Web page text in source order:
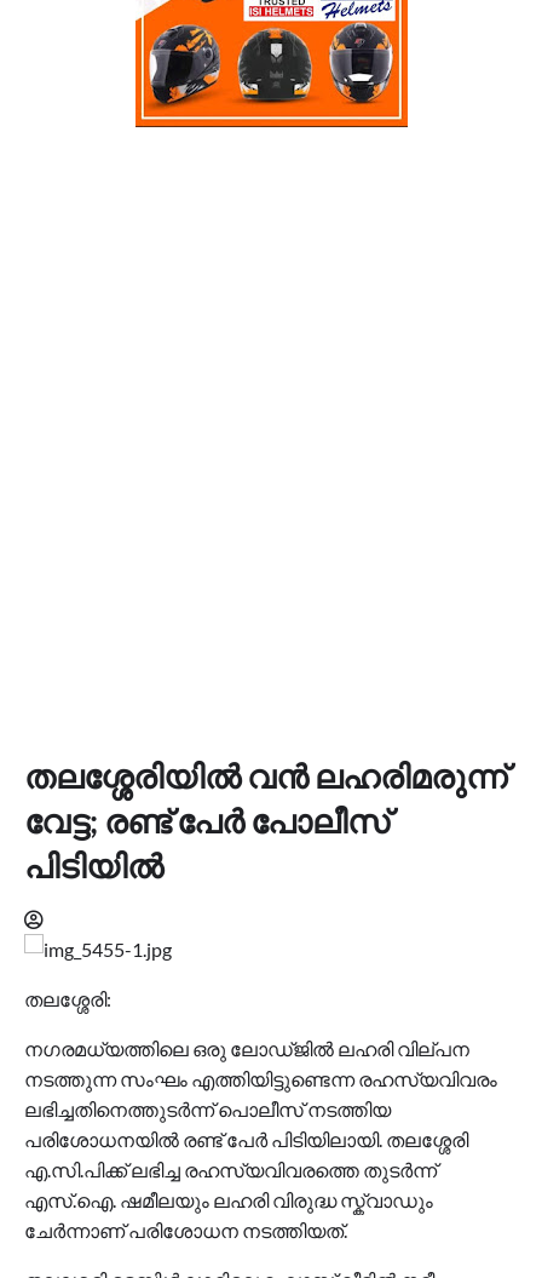
തലശ്ശേരിയിൽ വൻ ലഹരിമരുന്ന്
വേട്ട; രണ്ട് പേർ പോലീസ്
പിടിയിൽ
തലശ്ശേരി:
നഗരമധ്യത്തിലെ ഒരു ലോഡ്ജിൽ ലഹരി വില്പന
നടത്തുന്ന സംഘം എത്തിയിട്ടുണ്ടെന്ന രഹസ്യവിവരം
ലഭിച്ചതിനെത്തുടർന്ന് പൊലീസ് നടത്തിയ
പരിശോധനയിൽ രണ്ട് പേർ പിടിയിലായി. തലശ്ശേരി
എ.സി.പിക്ക് ലഭിച്ച രഹസ്യവിവരത്തെ തുടർന്ന്
എസ്.ഐ. ഷമീലയും ലഹരി വിരുദ്ധ സ്ക്വാഡും
ചേർന്നാണ് പരിശോധന നടത്തിയത്.